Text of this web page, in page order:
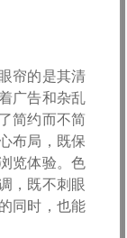
帘的是其清
广告和杂乱
简约而不简
布局，既保
览体验。色
，既不刺眼
同时，也能